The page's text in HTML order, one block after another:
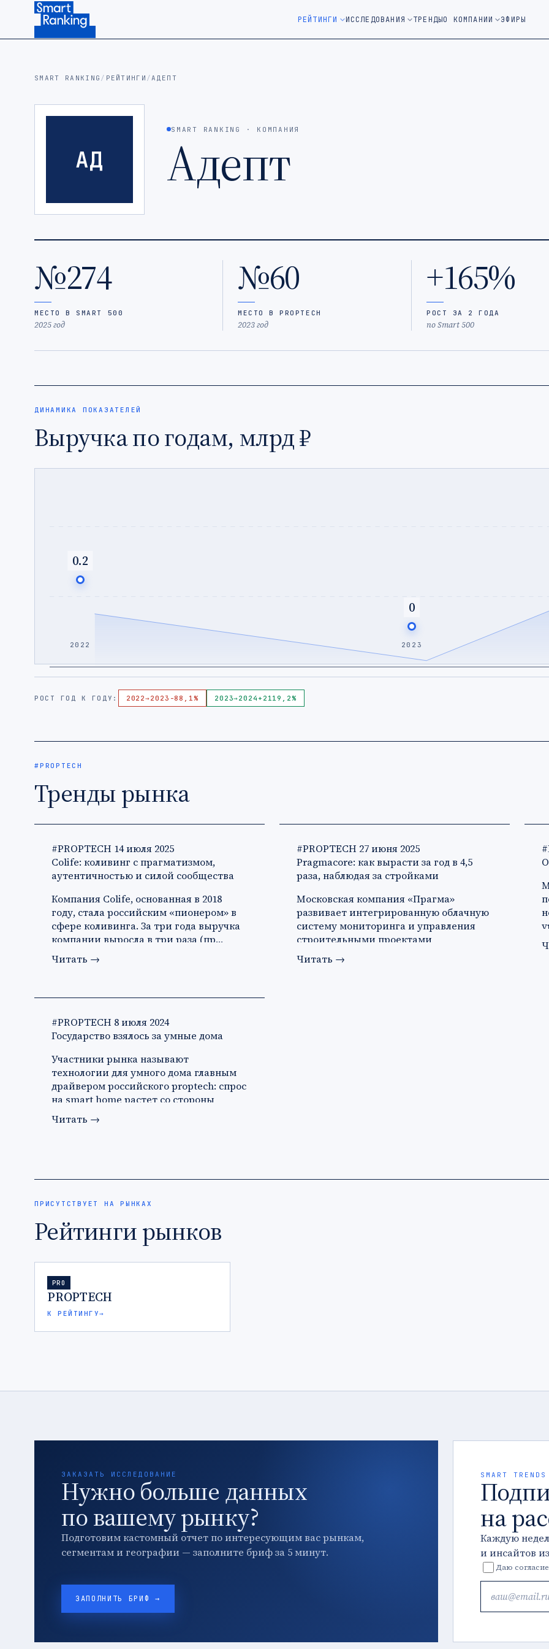
Подписаться на наш канал в Telegram (откроется в новом окне)
РЕЙТИНГИ ИССЛЕДОВАНИЯ ТРЕНДЫО КОМПАНИИ ЭФИРЫ
SMART RANKING / РЕЙТИНГИ /АДЕПТ
АД
SMART RANKING · КОМПАНИЯ
Адепт
№274
МЕСТО В SMART 500
2025 год
№60
МЕСТО В PROPTECH
2023 год
+165%
РОСТ ЗА 2 ГОДА
по Smart 500
ДИНАМИКА ПОКАЗАТЕЛЕЙ
Выручка по годам, млрд ₽
0.2
0
2022 2023
РОСТ ГОД К ГОДУ: 2022→ 2023 -88,1% 2023→ 2024 +2119,2%
#PROPTECH
Тренды рынка
#PROPTECH 14 июля 2025
Colife: коливинг с прагматизмом,
аутентичностью и силой сообщества
Компания Colife, основанная в 2018
году, стала российским «пионером» в
сфере коливинга. За три года выручка
компании выросла в три раза (пр…
Читать →
#PROPTECH 27 июня 2025
Pragmacore: как вырасти за год в 4,5
раза, наблюдая за стройками
Московская компания «Прагма»
развивает интегрированную облачную
систему мониторинга и управления
строительными проектами
Pragmacore. В 2023…
Читать →
#PROPTECH 8 июля 2024
Государство взялось за умные дома
Участники рынка называют
технологии для умного дома главным
драйвером российского proptech: спрос
на smart home растет со стороны
застройщи…
Читать →
ПРИСУТСТВУЕТ НА РЫНКАХ
Рейтинги рынков
PRO
PROPTECH
К РЕЙТИНГУ→
ЗАКАЗАТЬ ИССЛЕДОВАНИЕ
Нужно больше данных
по вашему рынку?
Подготовим кастомный отчет по интересующим вас рынкам,
сегментам и географии — заполните бриф за 5 минут.
ЗАПОЛНИТЬ БРИФ →
SMART TRENDS
на
Каждую
и инсайтов
Даю